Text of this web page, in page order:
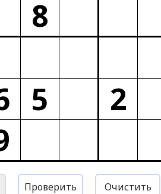
8
5
2
Проверить Очистить